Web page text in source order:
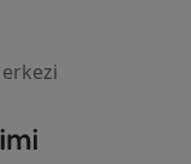
- Ana Sayfa